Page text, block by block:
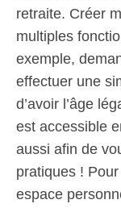
retraite. Créer
multiples
exemple,
effectuer une
d’avoir l’âge
est accessible
aussi afin de
pratiques !
espace